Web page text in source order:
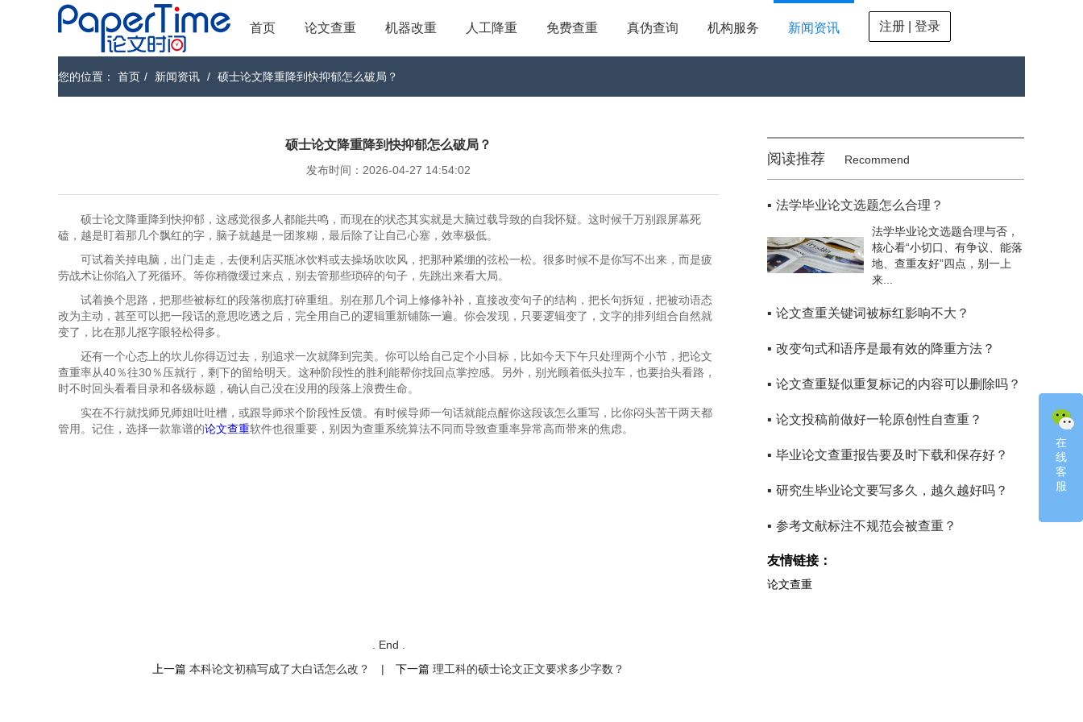
首页 论文查重 机器改重 人工降重 免费查重 真伪查询 机构服务 新闻资讯 注册 | 登录
在
线
客
服
您的位置： 首页 / 新闻资讯 / 硕士论文降重降到快抑郁怎么破局？
硕士论文降重降到快抑郁怎么破局？
发布时间：2026-04-27 14:54:02
硕士论文降重降到快抑郁，这感觉很多人都能共鸣，而现在的状态其实就是大脑过载导致的自我怀疑。这时候千万别跟屏幕死
磕，越是盯着那几个飘红的字，脑子就越是一团浆糊，最后除了让自己心塞，效率极低。
可试着关掉电脑，出门走走，去便利店买瓶冰饮料或去操场吹吹风，把那种紧绷的弦松一松。很多时候不是你写不出来，而是疲
劳战术让你陷入了死循环。等你稍微缓过来点，别去管那些琐碎的句子，先跳出来看大局。
试着换个思路，把那些被标红的段落彻底打碎重组。别在那几个词上修修补补，直接改变句子的结构，把长句拆短，把被动语态
改为主动，甚至可以把一段话的意思吃透之后，完全用自己的逻辑重新铺陈一遍。你会发现，只要逻辑变了，文字的排列组合自然就
变了，比在那儿抠字眼轻松得多。
还有一个心态上的坎儿你得迈过去，别追求一次就降到完美。你可以给自己定个小目标，比如今天下午只处理两个小节，把论文
查重率从40％往30％压就行，剩下的留给明天。这种阶段性的胜利能帮你找回点掌控感。另外，别光顾着低头拉车，也要抬头看路，
时不时回头看看目录和各级标题，确认自己没在没用的段落上浪费生命。
实在不行就找师兄师姐吐吐槽，或跟导师求个阶段性反馈。有时候导师一句话就能点醒你这段该怎么重写，比你闷头苦干两天都
管用。记住，选择一款靠谱的论文查重软件也很重要，别因为查重系统算法不同而导致查重率异常高而带来的焦虑。
. End .
上一篇 本科论文初稿写成了大白话怎么改？ | 下一篇 理工科的硕士论文正文要求多少字数？
阅读推荐 Recommend
▪ 法学毕业论文选题怎么合理？
法学毕业论文选题合理与否，
核心看“小切口、有争议、能落
地、查重友好”四点，别一上
来...
▪ 论文查重关键词被标红影响不大？
▪ 改变句式和语序是最有效的降重方法？
▪ 论文查重疑似重复标记的内容可以删除吗？
▪ 论文投稿前做好一轮原创性自查重？
▪ 毕业论文查重报告要及时下载和保存好？
▪ 研究生毕业论文要写多久，越久越好吗？
▪ 参考文献标注不规范会被查重？
友情链接：
论文查重
在
线
客
服